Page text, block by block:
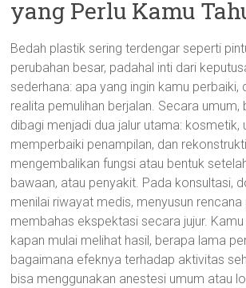
yang Perlu Kamu
Bedah plastik sering terdengar seperti
perubahan besar, padahal inti dari
sederhana: apa yang ingin kamu perbaiki,
realita pemulihan berjalan. Secara umum,
dibagi menjadi dua jalur utama: kosmetik,
memperbaiki penampilan, dan
mengembalikan fungsi atau bentuk
bawaan, atau penyakit. Pada konsultasi,
menilai riwayat medis, menyusun rencana
membahas ekspektasi secara jujur.
kapan mulai melihat hasil, berapa lama
bagaimana efeknya terhadap aktivitas
bisa menggunakan anestesi umum atau